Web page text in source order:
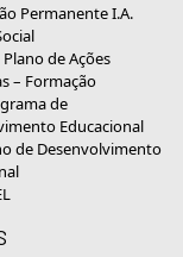
Permanente I.A.
Plano de Ações
– Formação
de
Educacional
de Desenvolvimento